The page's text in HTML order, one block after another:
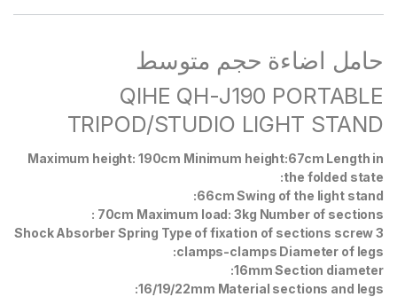
حامل اضاءة حجم متوسط
QIHE QH-J190 PORTABLE
TRIPOD/STUDIO LIGHT STAND
Maximum height: 190cm Minimum height:67cm Length in
the folded state:
66cm Swing of the light stand:
70cm Maximum load: 3kg Number of sections :
3 Shock Absorber Spring Type of fixation of sections screw
clamps-clamps Diameter of legs:
16mm Section diameter:
16/19/22mm Material sections and legs: